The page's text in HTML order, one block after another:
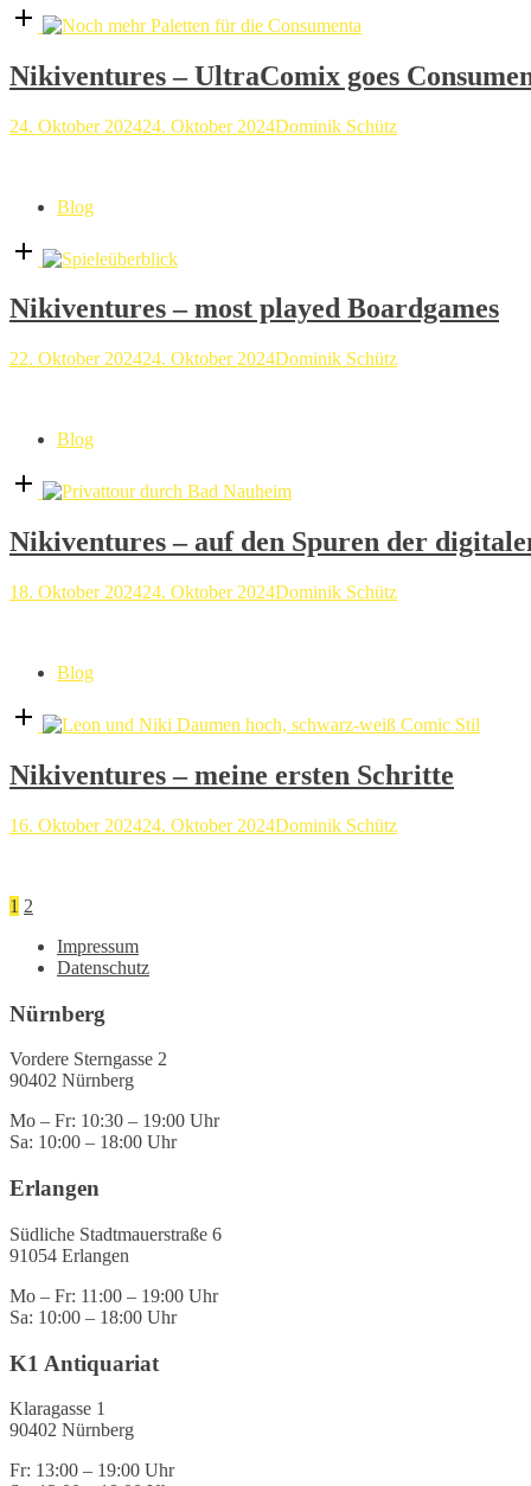
Open
post
Nikiventures – UltraComix goes
24. Oktober 202424. Oktober 2024Dominik Schütz
Blog
Open
post
Nikiventures – most played Boardgames
22. Oktober 202424. Oktober 2024Dominik Schütz
Blog
Open
post
Nikiventures – auf den Spuren der
18. Oktober 202424. Oktober 2024Dominik Schütz
Blog
Open
post
Nikiventures – meine ersten Schritte
16. Oktober 202424. Oktober 2024Dominik Schütz
Seitennummerierung
der
Beiträge
1 2
Impressum
Datenschutz
Nürnberg
Vordere Sterngasse 2
90402 Nürnberg
Mo – Fr: 10:30 – 19:00 Uhr
Sa: 10:00 – 18:00 Uhr
Erlangen
Südliche Stadtmauerstraße 6
91054 Erlangen
Mo – Fr: 11:00 – 19:00 Uhr
Sa: 10:00 – 18:00 Uhr
K1 Antiquariat
Klaragasse 1
90402 Nürnberg
Fr: 13:00 – 19:00 Uhr